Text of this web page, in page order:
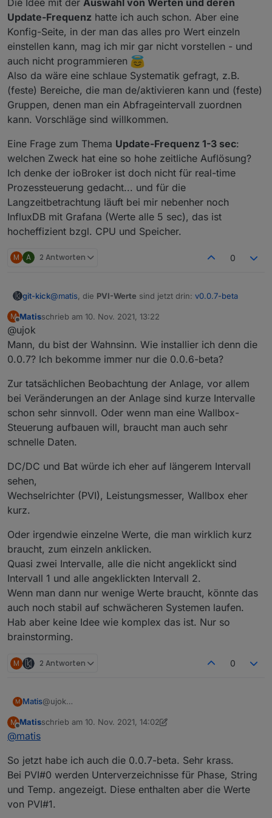
Update-Frequenz hatte ich auch schon. Aber eine
Konfig-Seite, in der man das alles pro Wert einzeln
einstellen kann, mag ich mir gar nicht vorstellen - und
auch nicht programmieren
Also da wäre eine schlaue Systematik gefragt, z.B.
(feste) Bereiche, die man de/aktivieren kann und (feste)
Gruppen, denen man ein Abfrageintervall zuordnen
kann. Vorschläge sind willkommen.
Eine Frage zum Thema Update-Frequenz 1-3 sec:
welchen Zweck hat eine so hohe zeitliche Auflösung?
Ich denke der ioBroker ist doch nicht für real-time
Prozessteuerung gedacht... und für die
Langzeitbetrachtung läuft bei mir nebenher noch
InfluxDB mit Grafana (Werte alle 5 sec), das ist
hocheffizient bzgl. CPU und Speicher.
M A 2 Antworten 0
git-kick@matis , die PVI-Werte sind jetzt drin: v0.0.7-beta
Zur Performance: es sind natürlich jetzt schon viele
dynamische Objektstruktur (je nachdem wieviele BATs,
PVIs etc. gefunden werden). Jeder State wird deshalb
aktuell mittels setObjectNotExists()geschrieben, was
Wer kann mir hier helfen: wie behandelt man
dynamische Objektstrukturen auf "schlanke" Weise?
Die Idee mit derAuswahl von Werten und deren
Update-Frequenz
hatte ich auch schon. Aber eine
Konfig-Seite, in der man das alles pro Wert einzeln
auch nicht programmieren
Also da wäre eine schlaue Systematik gefragt, z.B.
(feste) Bereiche, die man de/aktivieren kann und
(feste) Gruppen, denen man ein Abfrageintervall
zuordnen kann. Vorschläge sind willkommen.
Eine Frage zum Thema Update-Frequenz 1-3 sec
welchen Zweck hat eine so hohe zeitliche Auflösung?
Ich denke der ioBroker ist doch nicht für real-time
Prozessteuerung gedacht... und für die
Langzeitbetrachtung läuft bei mir nebenher noch
InfluxDB mit Grafana (Werte alle 5 sec), das ist
hocheffizient bzgl. CPU und Speicher.
M
Offline
Matisschrieb am 10. Nov. 2021, 13:22
zuletzt editiert von
@ujok
Mann, du bist der Wahnsinn. Wie installier ich denn die
0.0.7? Ich bekomme immer nur die 0.0.6-beta?
Zur tatsächlichen Beobachtung der Anlage, vor allem
bei Veränderungen an der Anlage sind kurze Intervalle
schon sehr sinnvoll. Oder wenn man eine Wallbox-
Steuerung aufbauen will, braucht man auch sehr
schnelle Daten.
DC/DC und Bat würde ich eher auf längerem Intervall
sehen,
Wechselrichter (PVI), Leistungsmesser, Wallbox eher
kurz.
Oder irgendwie einzelne Werte, die man wirklich kurz
braucht, zum einzeln anklicken.
Quasi zwei Intervalle, alle die nicht angeklickt sind
Intervall 1 und alle angeklickten Intervall 2.
Wenn man dann nur wenige Werte braucht, könnte das
auch noch stabil auf schwächeren Systemen laufen.
Hab aber keine Idee wie komplex das ist. Nur so
brainstorming.
M 2 Antworten 0
M Matis@ujok
0.0.7? Ich bekomme immer nur die 0.0.6-beta?
Zur tatsächlichen Beobachtung der Anlage, vor allem bei
Steuerung aufbauen will, braucht man auch sehr
schnelle Daten.
sehen,
Wechselrichter (PVI), Leistungsmesser, Wallbox eher
Oder irgendwie einzelne Werte, die man wirklich kurz
Quasi zwei Intervalle, alle die nicht angeklickt sind
Intervall 1 und alle angeklickten Intervall 2.
M
Offline
Matisschrieb am 10. Nov. 2021, 14:02
zuletzt editiert von Matis11. Okt. 2021, 15:04
@matis
So jetzt habe ich auch die 0.0.7-beta. Sehr krass.
Bei PVI#0 werden Unterverzeichnisse für Phase, String
und Temp. angezeigt. Diese enthalten aber die Werte
von PVI#1.